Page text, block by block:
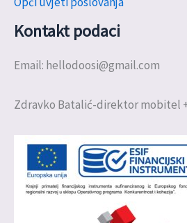
Kontakt podaci
Email: hellodoosi@gmail.com
Zdravko Batalić-direktor mobitel